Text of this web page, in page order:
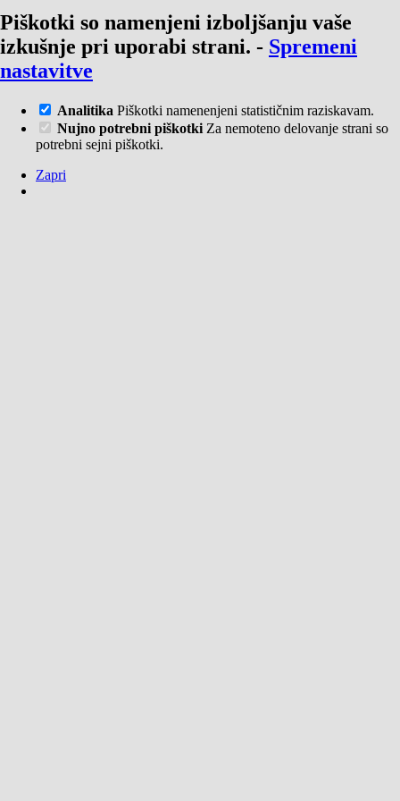
Piškotki so namenjeni izboljšanju vaše
izkušnje pri uporabi strani. - Spremeni
nastavitve
Analitika Piškotki namenenjeni statističnim raziskavam.
Nujno potrebni piškotki Za nemoteno delovanje strani so
potrebni sejni piškotki.
Zapri